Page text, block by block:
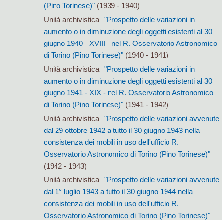
(Pino Torinese)"(1939 - 1940)
Unità archivistica
"Prospetto delle variazioni in
aumento o in diminuzione degli oggetti esistenti al 30
giugno 1940 - XVIII - nel R. Osservatorio Astronomico
di Torino (Pino Torinese)"(1940 - 1941)
Unità archivistica
"Prospetto delle variazioni in
aumento o in diminuzione degli oggetti esistenti al 30
giugno 1941 - XIX - nel R. Osservatorio Astronomico
di Torino (Pino Torinese)"(1941 - 1942)
Unità archivistica
"Prospetto delle variazioni avvenute
dal 29 ottobre 1942 a tutto il 30 giugno 1943 nella
consistenza dei mobili in uso dell'ufficio R.
Osservatorio Astronomico di Torino (Pino Torinese)"
(1942 - 1943)
Unità archivistica
"Prospetto delle variazioni avvenute
dal 1° luglio 1943 a tutto il 30 giugno 1944 nella
consistenza dei mobili in uso dell'ufficio R.
Osservatorio Astronomico di Torino (Pino Torinese)"